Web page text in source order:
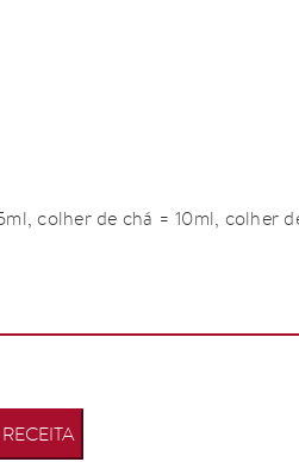
colher de chá = 10ml, colher